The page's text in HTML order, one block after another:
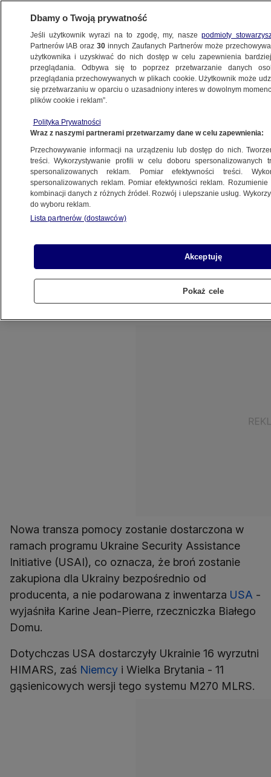
ŚWIAT
kolejny pakiet pomocy wojskowej dla
Ukrainy
28.09.2022, 20:56
Udostępnij
poinformowała o ogłoszeniu kolejnego pakietu
pomocy wojskowej dla Ukrainy. Jego wartość to
1,1 miliarda dolarów. Pakiet zawiera między
innymi 18 nowych wyrzutni HIMARS i setki
pojazdów opancerzonych. Ma wspomóc Ukrainę
Nowa transza pomocy zostanie dostarczona w
ramach programu Ukraine Security Assistance
Initiative (USAI), co oznacza, że broń zostanie
zakupiona dla Ukrainy bezpośrednio od
producenta, a nie podarowana z inwentarza USA -
wyjaśniła Karine Jean-Pierre, rzeczniczka Białego
Domu.
Dotychczas USA dostarczyły Ukrainie 16 wyrzutni
HIMARS, zaś Niemcy i Wielka Brytania - 11
gąsienicowych wersji tego systemu M270 MLRS.
Dbamy o Twoją prywatność
Jeśli użytkownik wyrazi na to zgodę, my, naszepodmioty
Partnerów IAB oraz30 innych Zaufanych Partnerów może
użytkownika i uzyskiwać do nich dostęp w celu zapewnienia
przeglądania. Odbywa się to poprzez przetwarzanie danych
przeglądania przechowywanych w plikach cookie. Użytkownik może
się przetwarzaniu w oparciu o uzasadniony interes w dowolnym
plików cookie i reklam”.
Polityka Prywatności
Wraz z naszymi partnerami przetwarzamy dane w celu zapewnienia:
Przechowywanie informacji na urządzeniu lub dostęp do nich.
treści. Wykorzystywanie profili w celu doboru spersonalizowanych
spersonalizowanych reklam. Pomiar efektywności treści.
spersonalizowanych reklam. Pomiar efektywności reklam.
kombinacji danych z różnych źródeł. Rozwój i ulepszanie usług.
do wyboru reklam.
Lista partnerów (dostawców)
Akceptuję
Pokaż cele